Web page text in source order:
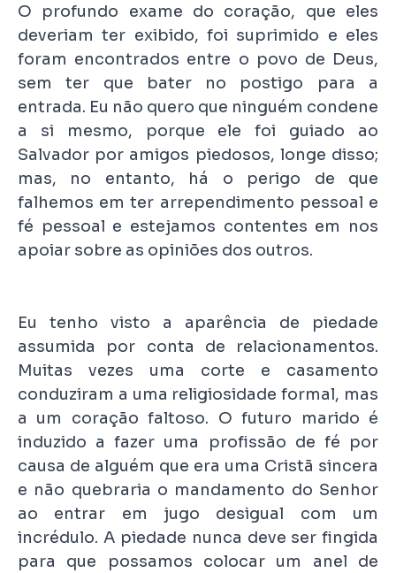
O profundo exame do coração, que eles
deveriam ter exibido, foi suprimido e eles
foram encontrados entre o povo de Deus,
sem ter que bater no postigo para a
entrada. Eu não quero que ninguém condene
a si mesmo, porque ele foi guiado ao
Salvador por amigos piedosos, longe disso;
mas, no entanto, há o perigo de que
falhemos em ter arrependimento pessoal e
fé pessoal e estejamos contentes em nos
apoiar sobre as opiniões dos outros.
Eu tenho visto a aparência de piedade
assumida por conta de relacionamentos.
Muitas vezes uma corte e casamento
conduziram a uma religiosidade formal, mas
a um coração faltoso. O futuro marido é
induzido a fazer uma profissão de fé por
causa de alguém que era uma Cristã sincera
e não quebraria o mandamento do Senhor
ao entrar em jugo desigual com um
incrédulo. A piedade nunca deve ser fingida
para que possamos colocar um anel de